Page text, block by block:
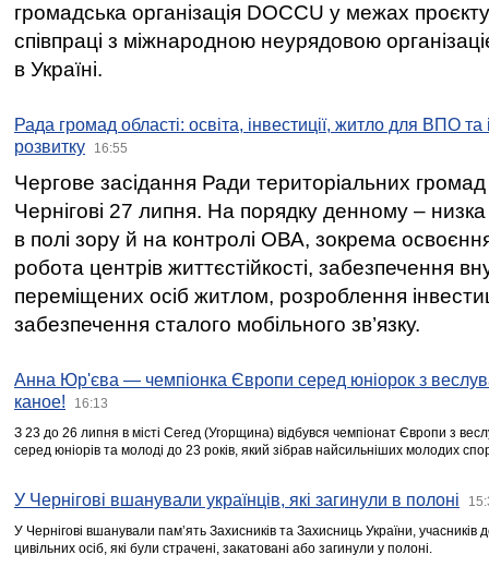
громадська організація DOCCU у межах
співпраці з міжнародною неурядовою
в Україні.
Рада громад області: освіта, інвестиції, житло для ВПО
розвитку
16:55
Чергове засідання Ради територіальних громад
Чернігові 27 липня. На порядку денному –
в полі зору й на контролі ОВА, зокрема освоєння
робота центрів життєстійкості, забезпечення
переміщених осіб житлом, розроблення
забезпечення сталого мобільного зв’язку.
Анна Юр'єва — чемпіонка Європи серед юніорок з
каное!
16:13
З 23 до 26 липня в місті Сегед (Угорщина) відбувся чемпіонат Європи з
серед юніорів та молоді до 23 років, який зібрав найсильніших молодих
У Чернігові вшанували українців, які загинули в полоні
У Чернігові вшанували пам’ять Захисників та Захисниць України,
цивільних осіб, які були страчені, закатовані або загинули у полоні.